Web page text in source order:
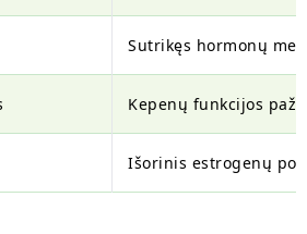
Sutrikęs hormonų
Kepenų funkcijos
Išorinis estrogenų